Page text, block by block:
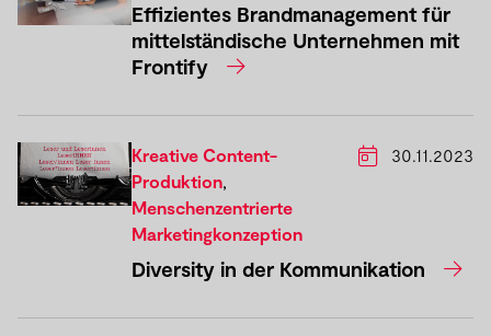
Effizientes Brandmanagement für
mittelständische Unternehmen mit
Frontify
Kreative Content-
Produktion,
Menschenzentrierte
Marketingkonzeption
30.11.2023
Diversity in der Kommunikation